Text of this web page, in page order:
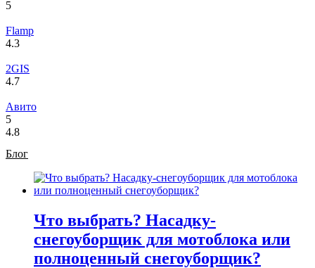
5
Flamp
4.3
2GIS
4.7
Авито
5
4.8
Блог
Что выбрать? Насадку-
снегоуборщик для мотоблока или
полноценный снегоуборщик?